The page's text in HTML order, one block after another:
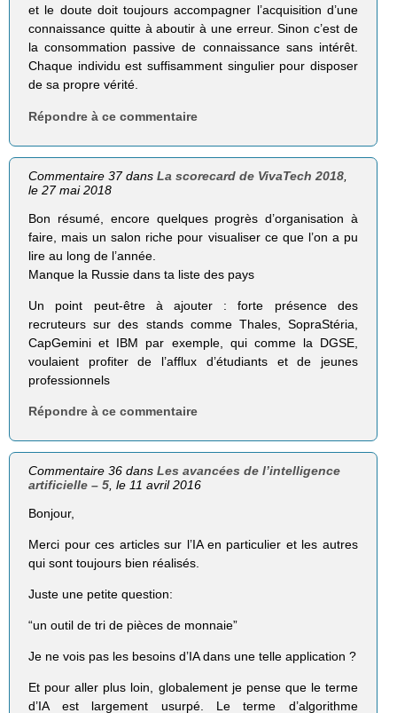
et le doute doit toujours accompagner l’acquisition d’une
connaissance quitte à aboutir à une erreur. Sinon c’est de
la consommation passive de connaissance sans intérêt.
Chaque individu est suffisamment singulier pour disposer
de sa propre vérité.
Répondre à ce commentaire
Commentaire 37 dansLa scorecard de VivaTech 2018
le 27 mai 2018
Bon résumé, encore quelques progrès d’organisation à
faire, mais un salon riche pour visualiser ce que l’on a pu
lire au long de l’année.
Manque la Russie dans ta liste des pays
Un point peut-être à ajouter : forte présence des
recruteurs sur des stands comme Thales, SopraStéria,
CapGemini et IBM par exemple, qui comme la DGSE,
voulaient profiter de l’afflux d’étudiants et de jeunes
professionnels
Répondre à ce commentaire
Commentaire 36 dansLes avancées de l’intelligence
artificielle – 5 , le 11 avril 2016
Bonjour,
Merci pour ces articles sur l’IA en particulier et les autres
qui sont toujours bien réalisés.
Juste une petite question:
“un outil de tri de pièces de monnaie”
Je ne vois pas les besoins d’IA dans une telle application ?
Et pour aller plus loin, globalement je pense que le terme
d’IA est largement usurpé. Le terme d’algorithme